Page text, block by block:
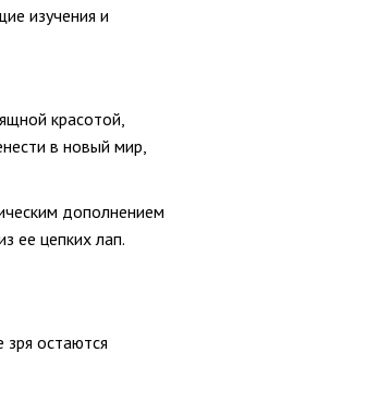
изучения и
красотой,
в новый мир,
дополнением
ее цепких лап.
остаются